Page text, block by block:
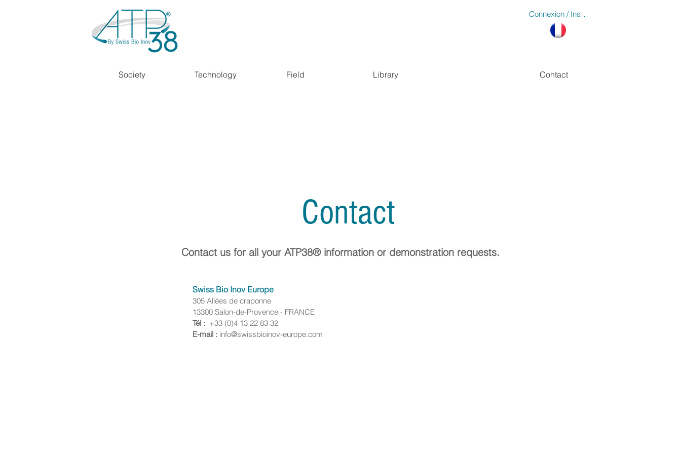
Society Field Library
Connexion / Inscription
Contact
Technology
Contact
Contact us for all your ATP38® information or demonstration requests.
Swiss Bio Inov Europe
305 Allées de craponne
13300 Salon-de-Provence - FRANCE
Tél : +33 (0)4 13 22 83 32
E-mail : info@swissbioinov-europe.com